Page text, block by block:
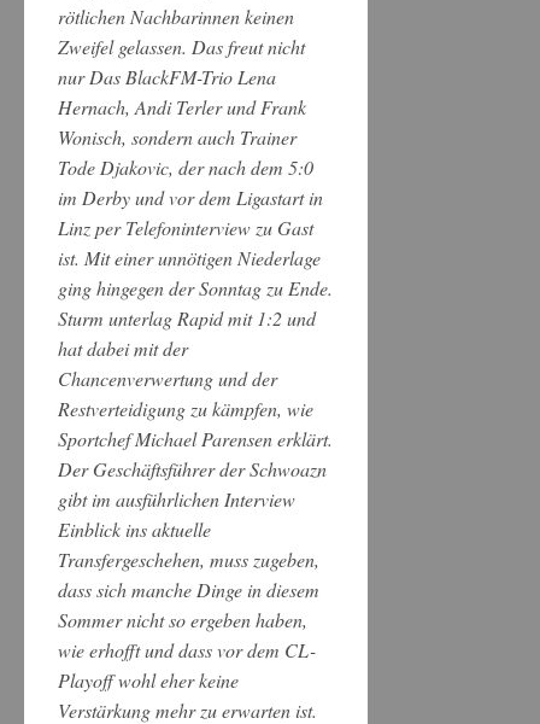
rötlichen Nachbarinnen keinen
Zweifel gelassen. Das freut nicht
nur Das BlackFM-Trio Lena
Hernach, Andi Terler und Frank
Wonisch, sondern auch Trainer
Tode Djakovic, der nach dem 5:0
im Derby und vor dem Ligastart in
Linz per Telefoninterview zu Gast
ist. Mit einer unnötigen Niederlage
ging hingegen der Sonntag zu Ende.
Sturm unterlag Rapid mit 1:2 und
hat dabei mit der
Chancenverwertung und der
Restverteidigung zu kämpfen, wie
Sportchef Michael Parensen erklärt.
Der Geschäftsführer der Schwoazn
gibt im ausführlichen Interview
Einblick ins aktuelle
Transfergeschehen, muss zugeben,
dass sich manche Dinge in diesem
Sommer nicht so ergeben haben,
wie erhofft und dass vor dem CL-
Playoff wohl eher keine
Verstärkung mehr zu erwarten ist.